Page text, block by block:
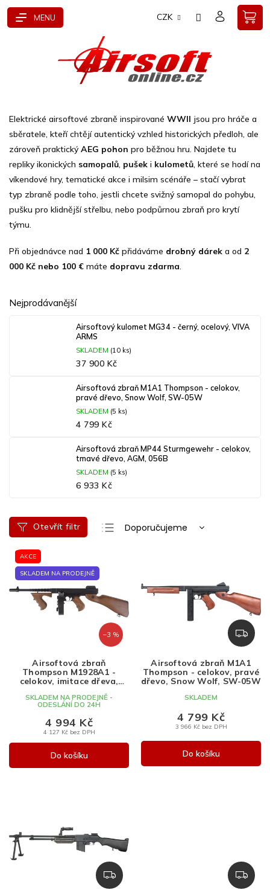
Přejít
CZK
Elektrické airsoftové zbraně inspirované WWII jsou pro hráče a
sběratele, kteří chtějí autentický vzhled historických předloh, ale
zároveň praktickýAEG pohon pro běžnou hru. Najdete tu
repliky ikonických samopalů, pušek i kulometů, které se hodí na
víkendové hry, tematické akce i milsim scénáře – stačí vybrat
typ zbraně podle toho, jestli chcete svižný samopal do pohybu,
pušku pro klidnější střelbu, nebo podpůrnou zbraň pro krytí
týmu.
Při objednávce nad 1 000 Kč přidáváme drobný dárek a od 2
000 Kč nebo 100 € máte dopravu zdarma.
Nejprodávanější
Airsoftový kulomet MG34 - černý, ocelový, VIVA
ARMS
SKLADEM (10 ks)
37 900 Kč
Airsoftová zbraň M1A1 Thompson - celokov,
pravé dřevo, Snow Wolf, SW-05W
SKLADEM (5 ks)
4 799 Kč
Airsoftová zbraň MP44 Sturmgewehr - celokov,
tmavé dřevo, AGM, 056B
SKLADEM (5 ks)
6 933 Kč
Ř
a
e
n
í
p
o
d
u
k
t
ů
Doporučujeme
Nejprodávanější
Abecedně
Otevřít filtr
V
p
i
AKCE
SKLADEM NA PRODEJNĚ
–3 %
Airsoftová zbraň
Thompson M1928A1 -
celokov, imitace dřeva,
SKLADEM NA PRODEJNĚ -
ODESLÁNÍ DO 24H
4 127 Kč bez DPH
4 994 Kč
Do košíku
Z
D
R
M
Airsoftová zbraň M1A1
Thompson - celokov, pravé
dřevo, Snow Wolf, SW-05W
SKLADEM
3 966 Kč bez DPH
4 799 Kč
Do košíku
Z
D
Z
D